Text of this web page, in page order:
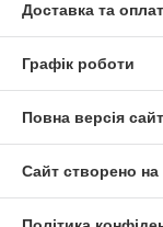
Доставка та
Графік роботи
Повна версія
Сайт створено на